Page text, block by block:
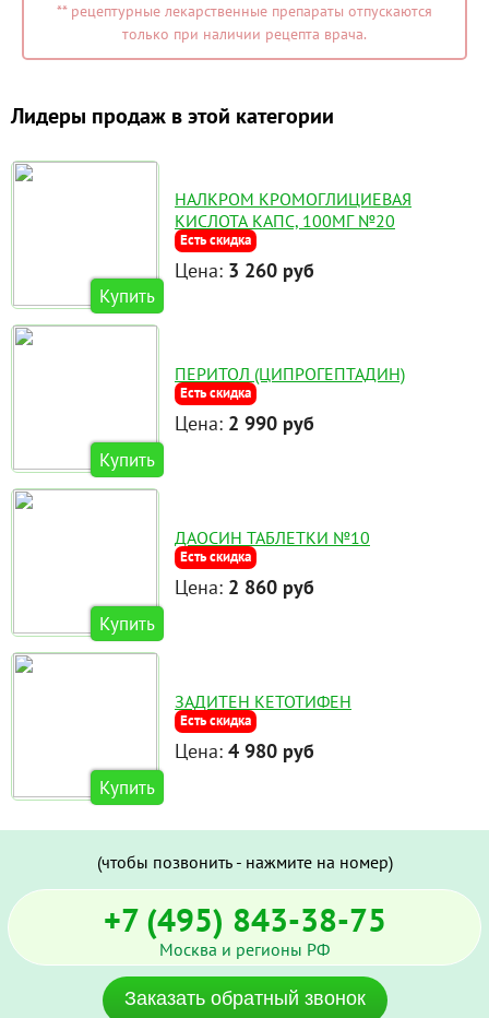
** рецептурные лекарственные препараты отпускаются
только при наличии рецепта врача.
Лидеры продаж в этой категории
Купить
НАЛКРОМ КРОМОГЛИЦИЕВАЯ
КИСЛОТА КАПС, 100МГ №20
Есть скидка
Цена: 3 260 руб
Купить
ПЕРИТОЛ (ЦИПРОГЕПТАДИН)
Есть скидка
Цена: 2 990 руб
Купить
ДАОСИН ТАБЛЕТКИ №10
Есть скидка
Цена: 2 860 руб
Купить
ЗАДИТЕН КЕТОТИФЕН
Есть скидка
Цена: 4 980 руб
(чтобы позвонить - нажмите на номер)
+7 (495) 843-38-75
Москва и регионы РФ
Заказать обратный звонок